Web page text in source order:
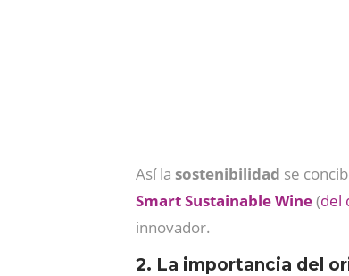
Así la sostenibilidad se
Smart Sustainable Wine(del
innovador.
2. La importancia del